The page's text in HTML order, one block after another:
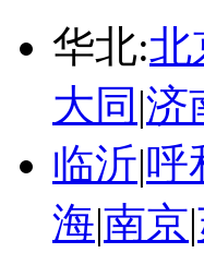
华北:北
大同 |济
临沂|呼
海|南京|